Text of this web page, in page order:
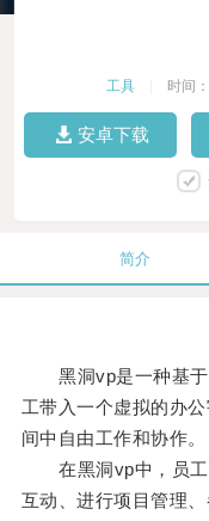
工具 时间
安卓下载
简介
黑洞vp是一种基于
工带入一个虚拟的办
间中自由工作和协作。
在黑洞vp中，员工
互动、进行项目管理